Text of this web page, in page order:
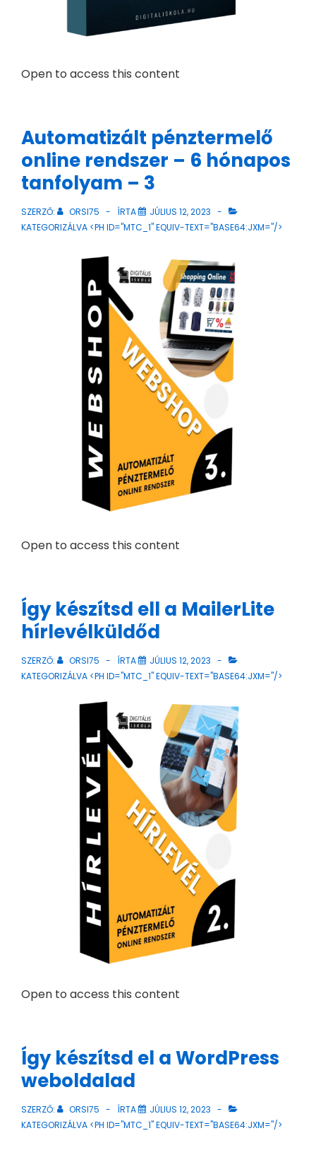
Open to access this content
Automatizált pénztermelő
online rendszer – 6 hónapos
tanfolyam – 3
SZERZŐ: ORSI75 ÍRTA
JÚLIUS 12, 2023
KATEGORIZÁLVA <PH ID="MTC_1" EQUIV-TEXT="BASE64:JXM="/>
Open to access this content
Így készítsd ell a MailerLite
hírlevélküldőd
SZERZŐ: ORSI75 ÍRTA
JÚLIUS 12, 2023
KATEGORIZÁLVA <PH ID="MTC_1" EQUIV-TEXT="BASE64:JXM="/>
Open to access this content
Így készítsd el a WordPress
weboldalad
SZERZŐ: ORSI75 ÍRTA
JÚLIUS 12, 2023
KATEGORIZÁLVA <PH ID="MTC_1" EQUIV-TEXT="BASE64:JXM="/>